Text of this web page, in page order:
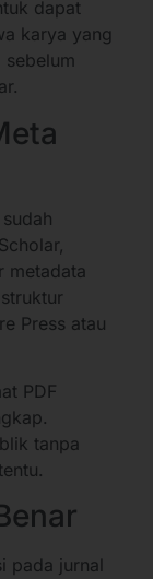
dapat
karya yang
sebelum
metadata
Press atau
PDF
tanpa
pada jurnal